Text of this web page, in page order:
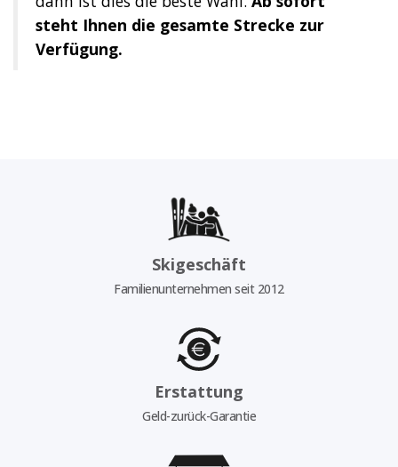
steht Ihnen die gesamte Strecke zur
Verfügung.
Skigeschäft
Familienunternehmen seit 2012
Erstattung
Geld-zurück-Garantie